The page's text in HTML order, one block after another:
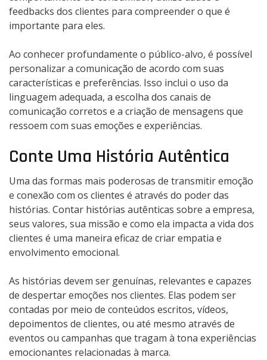
feedbacks dos clientes para compreender o que é
importante para eles.
Ao conhecer profundamente o público-alvo, é possível
personalizar a comunicação de acordo com suas
características e preferências. Isso inclui o uso da
linguagem adequada, a escolha dos canais de
comunicação corretos e a criação de mensagens que
ressoem com suas emoções e experiências.
Conte Uma História Autêntica
Uma das formas mais poderosas de transmitir emoção
e conexão com os clientes é através do poder das
histórias. Contar histórias autênticas sobre a empresa,
seus valores, sua missão e como ela impacta a vida dos
clientes é uma maneira eficaz de criar empatia e
envolvimento emocional.
As histórias devem ser genuínas, relevantes e capazes
de despertar emoções nos clientes. Elas podem ser
contadas por meio de conteúdos escritos, vídeos,
depoimentos de clientes, ou até mesmo através de
eventos ou campanhas que tragam à tona experiências
emocionantes relacionadas à marca.